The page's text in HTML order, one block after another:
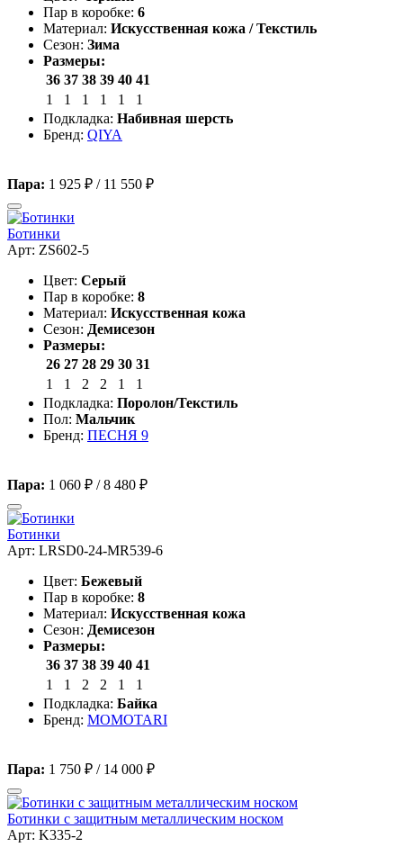
Пар в коробке: 6
Материал: Искусственная кожа / Текстиль
Сезон: Зима
Размеры:
36 37 38 39 40 41
1
1 1 1 1
1
Подкладка: Набивная шерсть
Бренд: QIYA
Пара: 1 925 ₽ / 11 550 ₽
Ботинки
Арт: ZS602-5
Цвет: Серый
Пар в коробке: 8
Материал: Искусственная кожа
Сезон: Демисезон
Размеры:
26 27 28 29 30 31
1
1 2 2 1
1
Подкладка: Поролон/Текстиль
Пол: Мальчик
Бренд: ПЕСНЯ 9
Пара: 1 060 ₽ /8 480 ₽
Ботинки
Арт: LRSD0-24-MR539-6
Цвет: Бежевый
Пар в коробке: 8
Материал: Искусственная кожа
Сезон: Демисезон
Размеры:
36 37 38 39 40 41
1
1 2 2 1
1
Подкладка: Байка
Бренд: MOMOTARI
Пара: 1 750 ₽ / 14 000 ₽
Ботинки с защитным металлическим носком
Арт: K335-2